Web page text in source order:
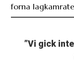
forna
”Vi gick